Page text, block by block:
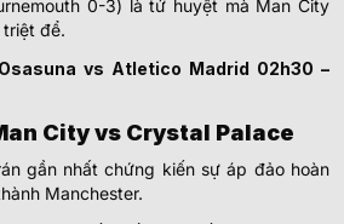
0-3) là tử huyệt mà Man City
để.
vs Atletico Madrid 02h30 –
City vs Crystal Palace
gần nhất chứng kiến sự áp đảo hoàn
Manchester.